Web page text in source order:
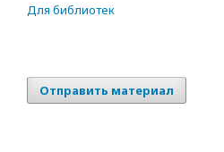
Для библиотек
Отправить материал